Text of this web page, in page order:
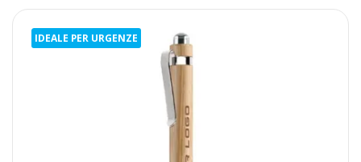
IDEALE PER URGENZE